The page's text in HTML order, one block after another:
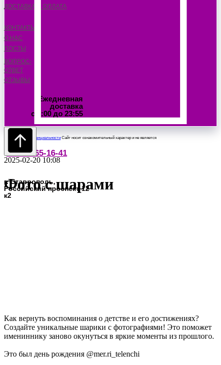
ДОСТАВКА И ОПЛАТА
КОНТАКТЫ
О НАС
ПОСТЫ
ВОПРОС-
ОТВЕТ
ОТЗЫВЫ
Ежедневная
доставка
с 6:00 до 23:55
Политика конфиденциальности Сайт носит ознакомительный характер и не является
8-918-765-16-41
г. Ставрополь,
Российский проспект 12
к2
2025-02-20 10:08
Фото с шарами
Как вернуть воспоминания о детстве и его достижениях?
Создайте уникальные шарики с фотографиями! Это поможет
имениннику заново окунуться в яркие моменты из прошлого.
Это был день рождения @mer.ri_telenchi